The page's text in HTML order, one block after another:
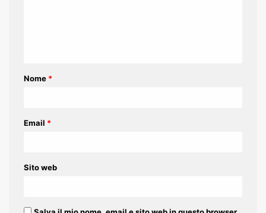
o
Nome *
Email *
Sito web